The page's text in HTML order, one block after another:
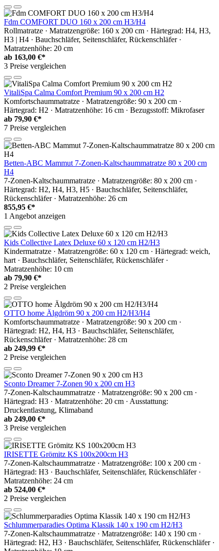
Fdm COMFORT DUO 160 x 200 cm H3/H4
Rollmatratze · Matratzengröße: 160 x 200 cm · Härtegrad: H4, H3,
H3 | H4 · Bauchschläfer, Seitenschläfer, Rückenschläfer ·
Matratzenhöhe: 20 cm
ab 163,00 €*
3 Preise vergleichen
VitaliSpa Calma Comfort Premium 90 x 200 cm H2
Komfortschaummatratze · Matratzengröße: 90 x 200 cm ·
Härtegrad: H2 · Matratzenhöhe: 16 cm · Bezugsstoff: Mikrofaser
ab 79,90 €*
7 Preise vergleichen
Betten-ABC Mammut 7-Zonen-Kaltschaummatratze 80 x 200 cm
H4
7-Zonen-Kaltschaummatratze · Matratzengröße: 80 x 200 cm ·
Härtegrad: H2, H4, H3, H5 · Bauchschläfer, Seitenschläfer,
Rückenschläfer · Matratzenhöhe: 26 cm
855,95 €*
1 Angebot anzeigen
Kids Collective Latex Deluxe 60 x 120 cm H2/H3
Kindermatratze · Matratzengröße: 60 x 120 cm · Härtegrad: weich,
hart · Bauchschläfer, Seitenschläfer, Rückenschläfer ·
Matratzenhöhe: 10 cm
ab 79,90 €*
2 Preise vergleichen
OTTO home Älgdröm 90 x 200 cm H2/H3/H4
Komfortschaummatratze · Matratzengröße: 90 x 200 cm ·
Härtegrad: H2, H4, H3 · Bauchschläfer, Seitenschläfer,
Rückenschläfer · Matratzenhöhe: 28 cm
ab 249,99 €*
2 Preise vergleichen
Sconto Dreamer 7-Zonen 90 x 200 cm H3
7-Zonen-Kaltschaummatratze · Matratzengröße: 90 x 200 cm ·
Härtegrad: H3 · Matratzenhöhe: 20 cm · Ausstattung:
Druckentlastung, Klimaband
ab 249,00 €*
3 Preise vergleichen
IRISETTE Grömitz KS 100x200cm H3
7-Zonen-Kaltschaummatratze · Matratzengröße: 100 x 200 cm ·
Härtegrad: H3 · Bauchschläfer, Seitenschläfer, Rückenschläfer ·
Matratzenhöhe: 24 cm
ab 524,00 €*
2 Preise vergleichen
Schlummerparadies Optima Klassik 140 x 190 cm H2/H3
7-Zonen-Kaltschaummatratze · Matratzengröße: 140 x 190 cm ·
Härtegrad: H2, H3 · Bauchschläfer, Seitenschläfer, Rückenschläfer ·